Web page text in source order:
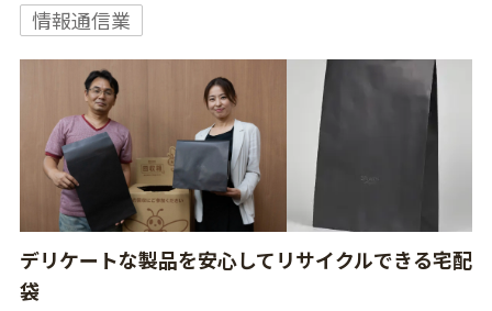
情報通信業
デリケートな製品を安心してリサイクルできる宅配
袋